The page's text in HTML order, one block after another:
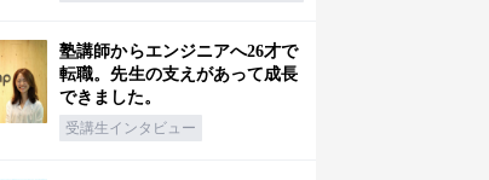
塾講師からエンジニアへ26才で
転職。先生の支えがあって成長
できました。
受講生インタビュー